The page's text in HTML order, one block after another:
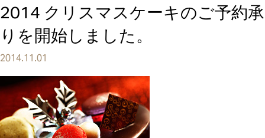
2014 クリスマスケーキのご予約承
りを開始しました。
2014.11.01